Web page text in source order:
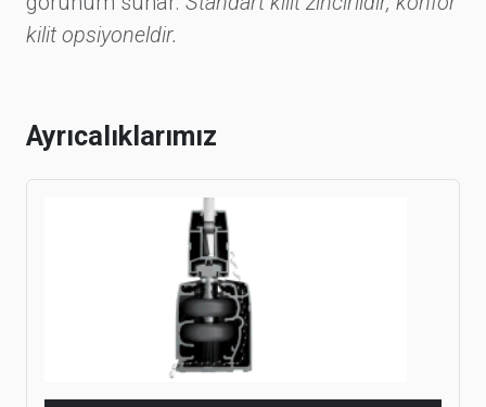
kilit opsiyoneldir.
Ayrıcalıklarımız